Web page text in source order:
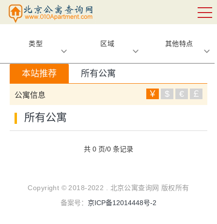
类型 区域 其他特点
本站推荐 所有公寓
公寓信息 ￥ $ € ￡
所有公寓
共 0 页/0 条记录
Copyright © 2018-2022 . 北京公寓查询网 版权所有
备案号： 京ICP备12014448号-2